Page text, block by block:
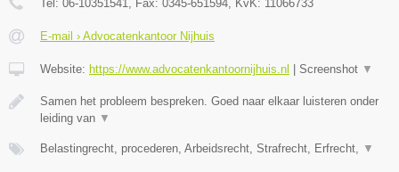
Tel: 06-10351541 , Fax: 0345-651594 , KvK: 11066733
E-mail › Advocatenkantoor Nijhuis
Website: https://www.advocatenkantoornijhuis.nl Screenshot ▼
Samen het probleem bespreken. Goed naar elkaar luisteren onder
leiding van ▼
Belastingrecht, procederen, Arbeidsrecht, Strafrecht, Erfrecht, ▼